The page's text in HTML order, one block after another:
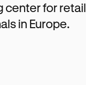
center for retail
in Europe.